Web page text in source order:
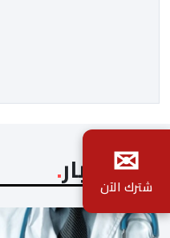
بن طوطو، ثم شخص اخر […]
آخر الأخبار
✉
شترك الآن